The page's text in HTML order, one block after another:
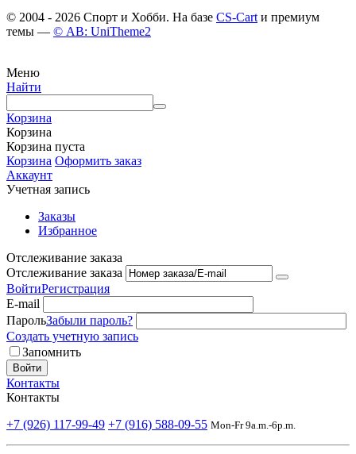
© 2004 - 2026 Спорт и Хобби. На базе CS-Cart и премиум
темы — © AB: UniTheme2
Меню
Найти
Корзина
Корзина
Корзина пуста
Корзина Оформить заказ
Аккаунт
Учетная запись
Заказы
Избранное
Отслеживание заказа
Отслеживание заказа
ВойтиРегистрация
E-mail
ПарольЗабыли пароль?
Создать учетную запись
Запомнить
Войти
Контакты
Контакты
+7 (926) 117-99-49 +7 (916) 588-09-55 Mon-Fr 9a.m.-6p.m.